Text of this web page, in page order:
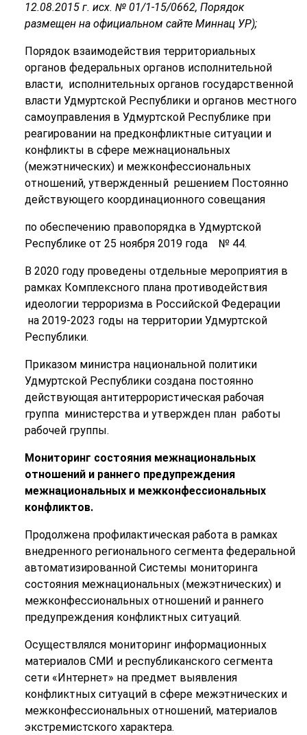
12.08.2015 г. исх. № 01/1-15/0662, Порядок
размещен на официальном сайте Миннац УР);
Порядок взаимодействия территориальных
органов федеральных органов исполнительной
власти, исполнительных органов государственной
власти Удмуртской Республики и органов местного
самоуправления в Удмуртской Республике при
реагировании на предконфликтные ситуации и
конфликты в сфере межнациональных
(межэтнических) и межконфессиональных
отношений, утвержденный решением Постоянно
действующего координационного совещания
по обеспечению правопорядка в Удмуртской
Республике от 25 ноября 2019 года № 44.
В 2020 году проведены отдельные мероприятия в
рамках Комплексного плана противодействия
идеологии терроризма в Российской Федерации
на 2019-2023 годы на территории Удмуртской
Республики.
Приказом министра национальной политики
Удмуртской Республики создана постоянно
действующая антитеррористическая рабочая
группа министерства и утвержден план работы
рабочей группы.
Мониторинг состояния межнациональных
отношений и раннего предупреждения
межнациональных и межконфессиональных
конфликтов.
Продолжена профилактическая работа в рамках
внедренного регионального сегмента федеральной
автоматизированной Системы мониторинга
состояния межнациональных (межэтнических) и
межконфессиональных отношений и раннего
предупреждения конфликтных ситуаций.
Осуществлялся мониторинг информационных
материалов СМИ и республиканского сегмента
сети «Интернет» на предмет выявления
конфликтных ситуаций в сфере межэтнических и
межконфессиональных отношений, материалов
экстремистского характера.